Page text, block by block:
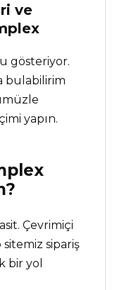
ve
gösteriyor.
bulabilirim
yapın.
Çevrimiçi
sipariş
bir yol